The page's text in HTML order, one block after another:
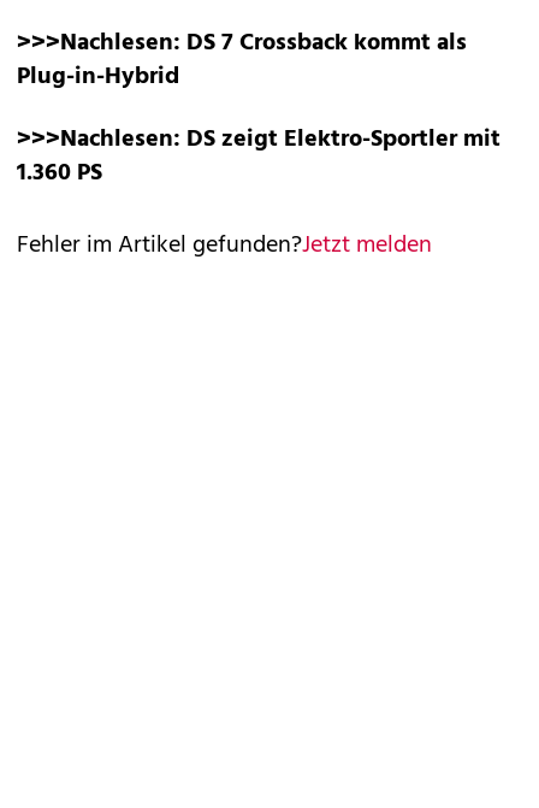
>>>Nachlesen: DS 7 Crossback kommt als
Plug-in-Hybrid
>>>Nachlesen: DS zeigt Elektro-Sportler mit
1.360 PS
Fehler im Artikel gefunden?Jetzt melden